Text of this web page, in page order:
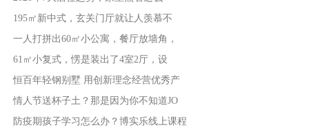
195㎡新中式，玄关门厅就让人羡慕不
一人打拼出60㎡小公寓，餐厅放墙角，
61㎡小复式，愣是装出了4室2厅，设
恒百年轻钢别墅 用创新理念经营优秀产
情人节送杯子土？那是因为你不知道JO
防疫期孩子学习怎么办？博实乐线上课程